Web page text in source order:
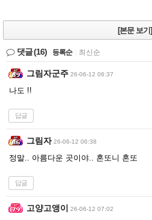
[본문 보기]
댓글(16) 등록순 최신순
그림자군주 26-06-12 06:37
나도 !!
답글
그림자 26-06-12 06:38
정말.. 아름다운 곳이야.. 혼또니 혼또
답글
고양고앵이 26-06-12 07:02